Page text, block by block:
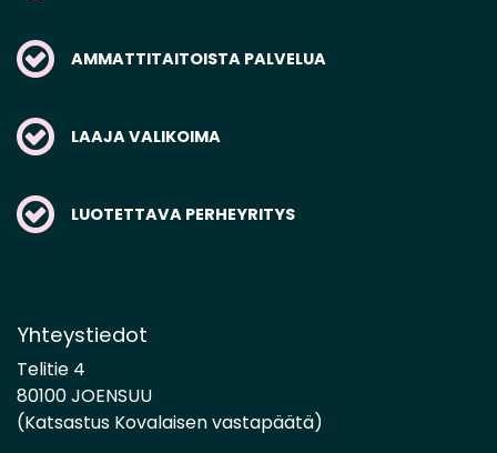
AMMATTITAITOISTA PALVELUA
LAAJA VALIKOIMA
LUOTETTAVA PERHEYRITYS
Yhteystiedot
Telitie 4
80100 JOENSUU
(Katsastus Kovalaisen vastapäätä)